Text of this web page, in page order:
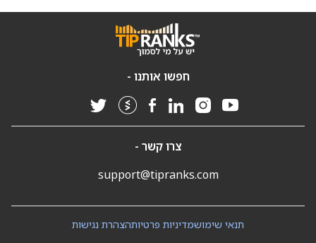
חפשו אותנו -
צרו קשר -
support@tipranks.com
הצהרת נגישותמדיניות פרטיותתנאי שימוש